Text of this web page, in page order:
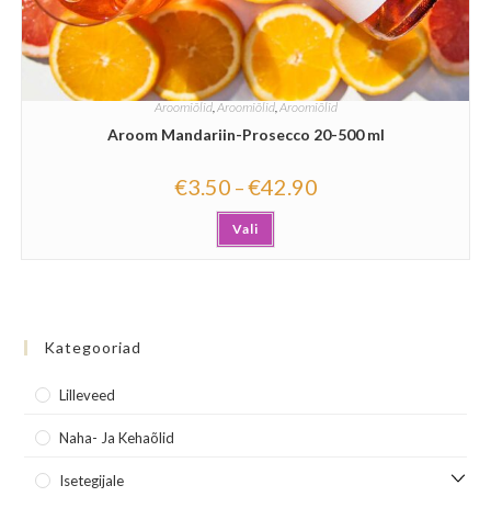
Aroomiõlid,Aroomiõlid,Aroomiõlid
Aroom Mandariin-Prosecco 20-500 ml
€3.50 –€42.90
Vali
Kategooriad
Lilleveed
Naha- Ja Kehaõlid
Isetegijale